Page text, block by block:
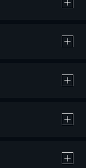
る作品の購入 / レンタルです。